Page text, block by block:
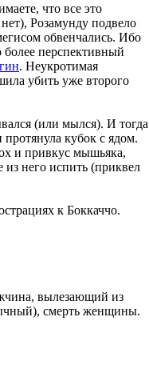
что все это
Розамунду подвело
обвенчались. Ибо
более перспективный
. Неукротимая
убить уже второго
(или мылся). И тогда
кубок с ядом.
и привкус мышьяка,
него испить (приквел
к Боккаччо.
вылезающий из
смерть женщины.